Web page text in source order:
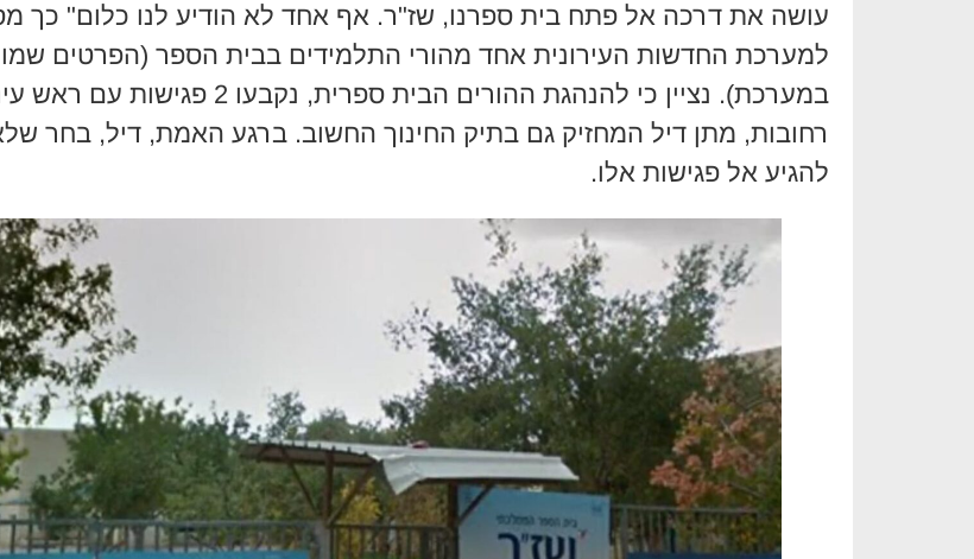
עושה את דרכה אל פתח בית ספרנו, שז"ר. אף אחד לא הודיע לנו כלום" כך
למערכת החדשות העירונית אחד מהורי התלמידים בבית הספר (הפרטים
במערכת). נציין כי להנהגת ההורים הבית ספרית, נקבעו 2
רחובות, מתן דיל המחזיק גם בתיק החינוך החשוב. ברגע האמת, דיל, בחר
להגיע אל פגישות אלו.